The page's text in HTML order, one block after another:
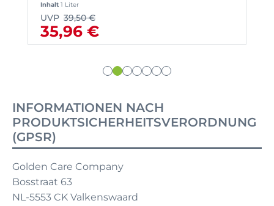
Inhalt 1 Liter
UVP 39,50 €
35,96 €
INFORMATIONEN NACH
PRODUKTSICHERHEITSVERORDNUNG
(GPSR)
Golden Care Company
Bosstraat 63
NL-5553 CK Valkenswaard